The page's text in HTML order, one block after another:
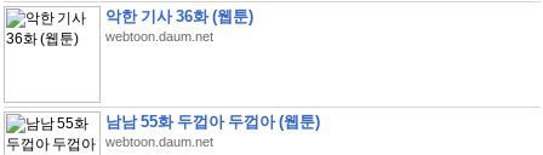
악한 기사 36화 (웹툰)
webtoon.daum.net
남남 55화 두껍아 두껍아 (웹툰)
webtoon.daum.net